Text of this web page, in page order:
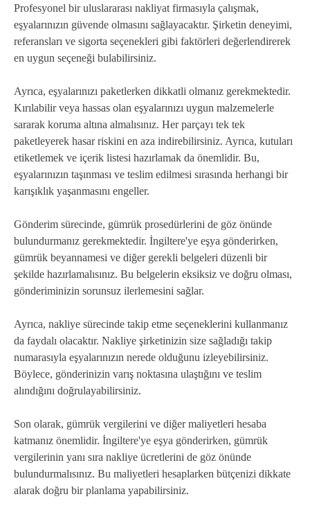
Profesyonel bir uluslararası nakliyat firmasıyla çalışmak,
eşyalarınızın güvende olmasını sağlayacaktır. Şirketin deneyimi,
referansları ve sigorta seçenekleri gibi faktörleri değerlendirerek
en uygun seçeneği bulabilirsiniz.
Ayrıca, eşyalarınızı paketlerken dikkatli olmanız gerekmektedir.
Kırılabilir veya hassas olan eşyalarınızı uygun malzemelerle
sararak koruma altına almalısınız. Her parçayı tek tek
paketleyerek hasar riskini en aza indirebilirsiniz. Ayrıca, kutuları
etiketlemek ve içerik listesi hazırlamak da önemlidir. Bu,
eşyalarınızın taşınması ve teslim edilmesi sırasında herhangi bir
karışıklık yaşanmasını engeller.
Gönderim sürecinde, gümrük prosedürlerini de göz önünde
bulundurmanız gerekmektedir. İngiltere'ye eşya gönderirken,
gümrük beyannamesi ve diğer gerekli belgeleri düzenli bir
şekilde hazırlamalısınız. Bu belgelerin eksiksiz ve doğru olması,
gönderiminizin sorunsuz ilerlemesini sağlar.
Ayrıca, nakliye sürecinde takip etme seçeneklerini kullanmanız
da faydalı olacaktır. Nakliye şirketinizin size sağladığı takip
numarasıyla eşyalarınızın nerede olduğunu izleyebilirsiniz.
Böylece, gönderinizin varış noktasına ulaştığını ve teslim
alındığını doğrulayabilirsiniz.
Son olarak, gümrük vergilerini ve diğer maliyetleri hesaba
katmanız önemlidir. İngiltere'ye eşya gönderirken, gümrük
vergilerinin yanı sıra nakliye ücretlerini de göz önünde
bulundurmalısınız. Bu maliyetleri hesaplarken bütçenizi dikkate
alarak doğru bir planlama yapabilirsiniz.